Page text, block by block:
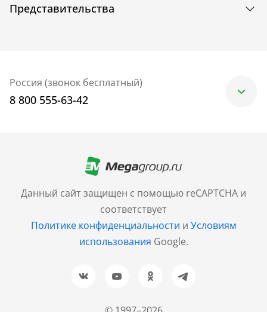
Данный сайт защищен с помощью reCAPTCHA и
соответствует
Политике конфиденциальности и Условиям
использования Google.
Представительства
Россия (звонок бесплатный)
8 800 555-63-42
+7 (499) 705-30-10
Санкт-Петербург
+7 (812) 600-77-33
Барнаул
+7 (961) 999-93-93
Новосибирск